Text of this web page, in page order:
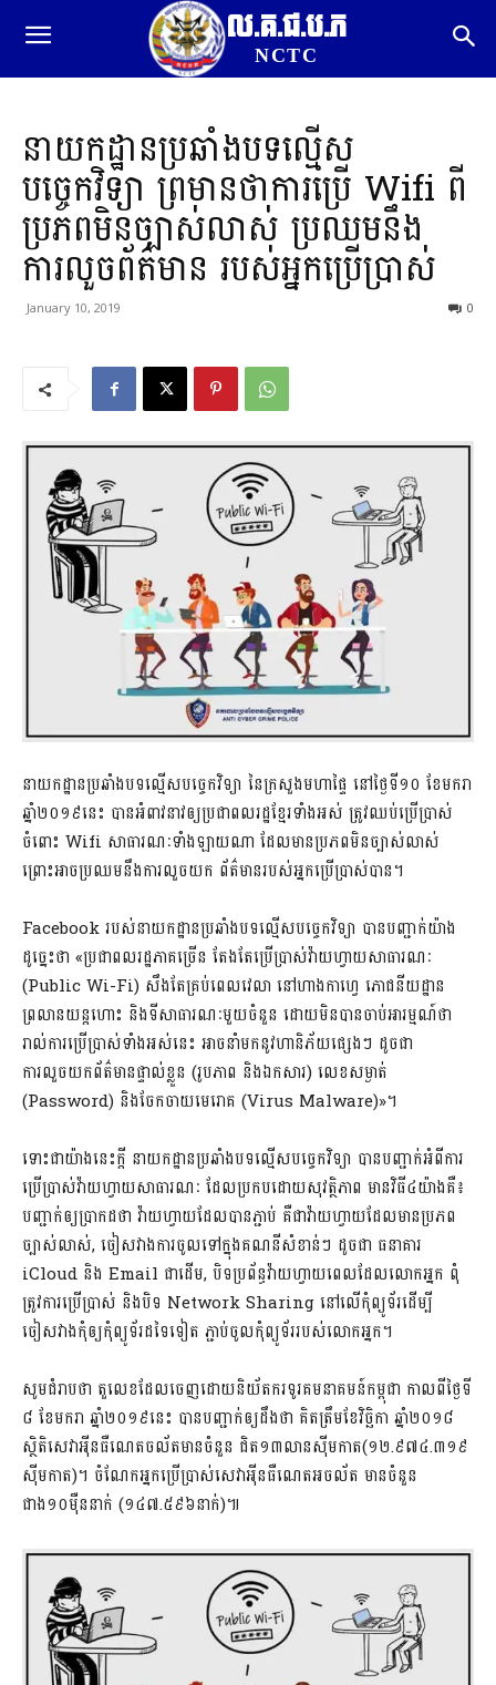
ល.គ.ជ.ប.ភ
NCTC
នាយកដ្ឋាន​ប្រឆាំង​បទ​ល្មើស​
បច្ចេកវិទ្យា ព្រមានថាការប្រើ Wifi ពី
ប្រភពមិនច្បាស់លាស់ ប្រឈមនឹង
ការលួចព័ត៌មាន របស់អ្នកប្រើប្រាស់
January 10, 2019 0
នាយកដ្ឋាន​ប្រឆាំង​បទ​ល្មើស​បច្ចេកវិទ្យា ​នៃ​ក្រសួង​មហា​ផ្ទៃ​ ​​នៅ​ថ្ងៃ​ទី​១០ ​ខែ​មករា​
ឆ្នាំ​២០១៩​នេះ​​ បាន​អំពាវនាវ​ឲ្យ​ប្រជាពលរដ្ឋ​ខ្មែរទាំងអស់ ត្រូវឈប់​ប្រើប្រាស់​
ចំពោះ Wifi សាធារណៈទាំងឡាយណា ដែលមានប្រភពមិនច្បាស់លាស់
ព្រោះអាចប្រឈមនឹងការលួចយក ព័ត៌មានរបស់អ្នកប្រើប្រាស់បាន។
Facebook របស់នាយក​ដ្ឋាន​ប្រឆាំង​បទល្មើស​បច្ចេកវិទ្យា បានបញ្ជាក់យ៉ាង
ដូច្នេះថា «ប្រជាពលរដ្ឋភាគច្រើន តែងតែប្រើប្រាស់វ៉ាយហ្វាយសាធារណៈ
(Public Wi-Fi) សឹងតែគ្រប់ពេលវេលា នៅហាងកាហ្វេ ភោជនីយដ្ឋាន
ព្រលានយន្តហោះ និងទីសាធារណៈមួយចំនួន ដោយមិនបានចាប់អារម្មណ៍ថា
រាល់ការប្រើប្រាស់ទាំងអស់នេះ អាចនាំមកនូវហានិភ័យផ្សេងៗ ដូចជា
ការលួចយកព័ត៌មានផ្ទាល់ខ្លួន (រូបភាព និងឯកសារ) លេខសម្ងាត់
(Password) និងចែកចាយមេរោគ (Virus Malware)»។
ទោះជាយ៉ាងនេះក្តី នាយកដ្ឋាន​ប្រឆាំង​បទល្មើស​បច្ចេកវិទ្យា បាន​បញ្ជាក់​អំពីការ​
ប្រើប្រាស់​វ៉ាយហ្វាយ​សាធារណៈ​ ដែលប្រកប​ដោយ​សុវត្ថិភាព​ មានវិធី៤យ៉ាងគឺ៖
បញ្ជាក់​ឲ្យ​ប្រាកដ​ថា ​វ៉ាយហ្វាយ​ដែល​បាន​ភ្ជាប់​ គឺ​ជា​វ៉ាយហ្វាយ​ដែល​មាន​ប្រភព​
ច្បាស់​លាស់, ចៀសវាង​ការ​ចូល​ទៅ​ក្នុង​គណនី​សំខាន់ៗ​ ដូចជា​ ធនាគារ ​
iCloud ​និង​ Email​ ជាដើម, ​បិទ​ប្រព័ន្ធ​វ៉ាយហ្វាយ​ពេល​ដែល​លោក​អ្នក​ ពុំ​
ត្រូវ​ការ​ប្រើប្រាស់ និងបិទ ​Network Sharing ​នៅ​លើ​កុំព្យូទ័រ​ដើម្បី​
ចៀសវាង​កុំឲ្យកុំព្យូទ័រ​ដទៃ​ទៀត​ ភ្ជាប់​ចូល​កុំព្យូទ័រ​របស់​លោក​អ្នក។​
សូមជំរាបថា តួលេខ​ដែល​ចេញដោយ​និយ័ត​ករ​ទូរ​គមនាគមន៍​កម្ពុជា​ កាល​ពីថ្ងៃទី​
៨ ខែ​មករា ឆ្នាំ​២០១៩​នេះ​ បានបញ្ជាក់ឲ្យដឹង​ថា ​គិត​ត្រឹម​ខែ​វិច្ឆិកា ​ឆ្នាំ​២០១៨ ​
ស្ថិតិ​សេវា​អ៉ីនធឺណេត​ចល័តមាន​ចំនួន​ ជិត​១៣​លាន​ស៉ីម​កាត​(១២.៩៧៤.៣១៩​
ស៉ីម​កាត)​។ ចំណែក​អ្នក​ប្រើប្រាស់សេវា​អ៉ីនធឺណេត​អចល័ត ​មាន​ចំនួន
ជាង១០ម៉ឺននាក់ (១៤៧.៥៩៦​នាក់)៕